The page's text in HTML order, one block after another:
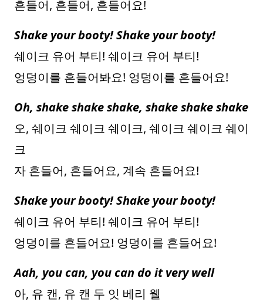
흔들어, 흔들어, 흔들어요!
Shake your booty! Shake your booty!
쉐이크 유어 부티! 쉐이크 유어 부티!
엉덩이를 흔들어봐요! 엉덩이를 흔들어요!
Oh, shake shake shake, shake shake shake
오, 쉐이크 쉐이크 쉐이크, 쉐이크 쉐이크 쉐이
크
자 흔들어, 흔들어요, 계속 흔들어요!
Shake your booty! Shake your booty!
쉐이크 유어 부티! 쉐이크 유어 부티!
엉덩이를 흔들어요! 엉덩이를 흔들어요!
Aah, you can, you can do it very well
아, 유 캔, 유 캔 두 잇 베리 웰